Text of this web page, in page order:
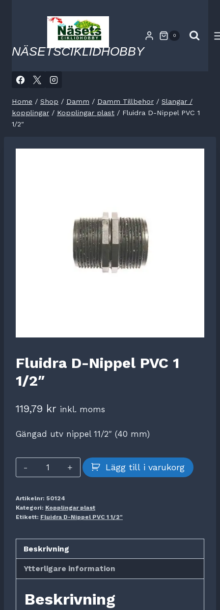
NÄSETSCIKLIDHOBBY
0
Home / Shop / Damm / Damm Tillbehor / Slangar /
kopplingar / Kopplingar plast / Fluidra D-Nippel PVC 1
1/2″
Fluidra D-Nippel PVC 1
1/2″
119,79 kr inkl. moms
Gängad utv nippel 11/2″ (40 mm)
Fluidra
D-
PVC
1
Lägg till i varukorg
Artikelnr: 50124
Kategori: Kopplingar plast
Etikett: Fluidra D-Nippel PVC 1 1/2"
Beskrivning
Ytterligare information
Beskrivning